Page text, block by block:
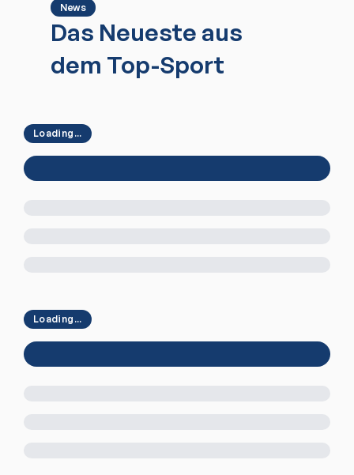
News
Das Neueste aus
dem Top-Sport
Loading...
Loading...